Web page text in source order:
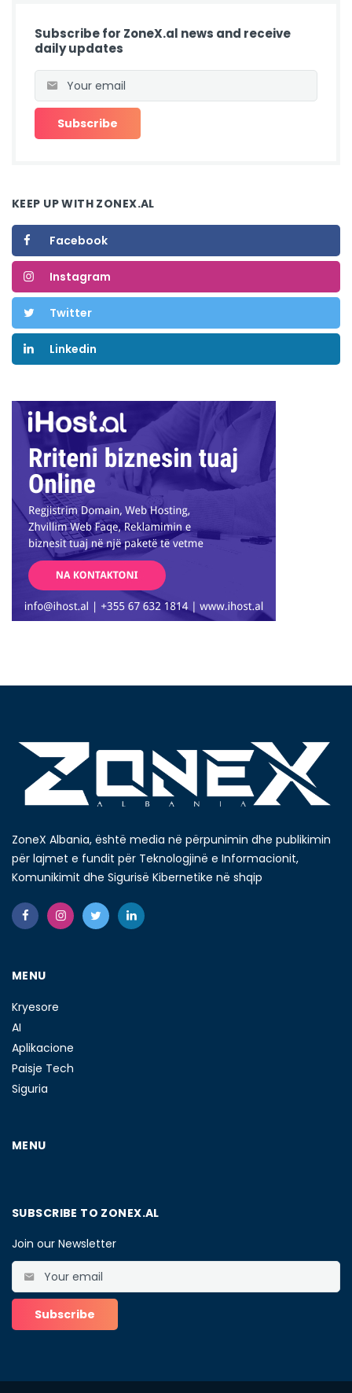
Subscribe for ZoneX.al news and receive
daily updates
KEEP UP WITH ZONEX.AL
Facebook
Instagram
Twitter
Linkedin
ZoneX Albania, është media në përpunimin dhe publikimin
për lajmet e fundit për Teknologjinë e Informacionit,
Komunikimit dhe Sigurisë Kibernetike në shqip
MENU
Kryesore
AI
Aplikacione
Paisje Tech
Siguria
MENU
SUBSCRIBE TO ZONEX.AL
Join our Newsletter